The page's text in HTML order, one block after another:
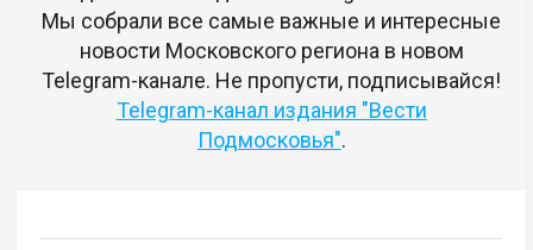
Мы собрали все самые важные и интересные
новости Московского региона в новом
Telegram-канале. Не пропусти, подписывайся!
Telegram-канал издания "Вести
Подмосковья".